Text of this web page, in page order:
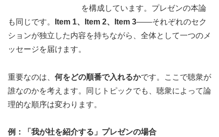
を構成しています。プレゼンの本論
も同じです。
Item 1、Item 2、Item 3——それぞれのセク
ションが独立した内容を持ちながら、全体として一つのメ
ッセージを届けます。
重要なのは、 何をどの順番で入れるかです。ここで聴衆が
誰なのかを考えます。同じトピックでも、聴衆によって論
理的な順序は変わります。
例：「我が社を紹介する」プレゼンの場合